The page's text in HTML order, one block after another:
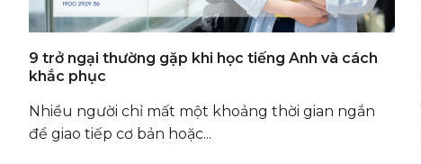
9 trở ngại thường gặp khi học tiếng Anh và cách
khắc phục
Nhiều người chỉ mất một khoảng thời gian ngắn
để giao tiếp cơ bản hoặc...